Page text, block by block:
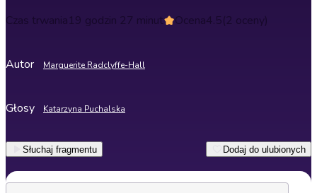
Czas trwania19 godzin 27 minut Ocena4.5(2 oceny)
Autor Marguerite Radclyffe-Hall
Głosy Katarzyna Puchalska
Słuchaj fragmentu Dodaj do ulubionych